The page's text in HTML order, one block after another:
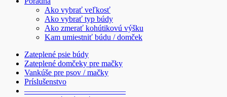
Ako vybrať veľkosť
Ako vybrať typ búdy
Ako zmerať kohútikovú výšku
Kam umiestniť búdu / domček
Zateplené psie búdy
Zateplené domčeky pre mačky
Vankúše pre psov / mačky
Príslušenstvo
————————————–